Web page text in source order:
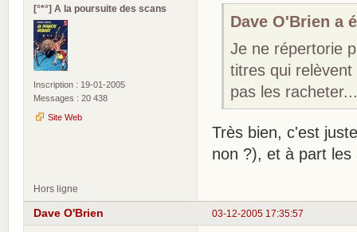
[°*°] A la poursuite des scans
Inscription : 19-01-2005
Messages : 20 438
Site Web
Dave O'Brien a
Je ne répertorie
titres qui
pas les
Très bien, c'est
non ?), et à part
Hors ligne
03-12-2005 17:35:57
Dave O'Brien